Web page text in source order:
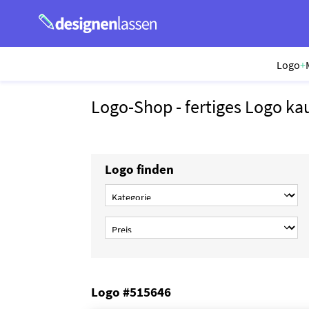
Logo+
Logo-Shop - fertiges Logo
Logo finden
Logo #515646